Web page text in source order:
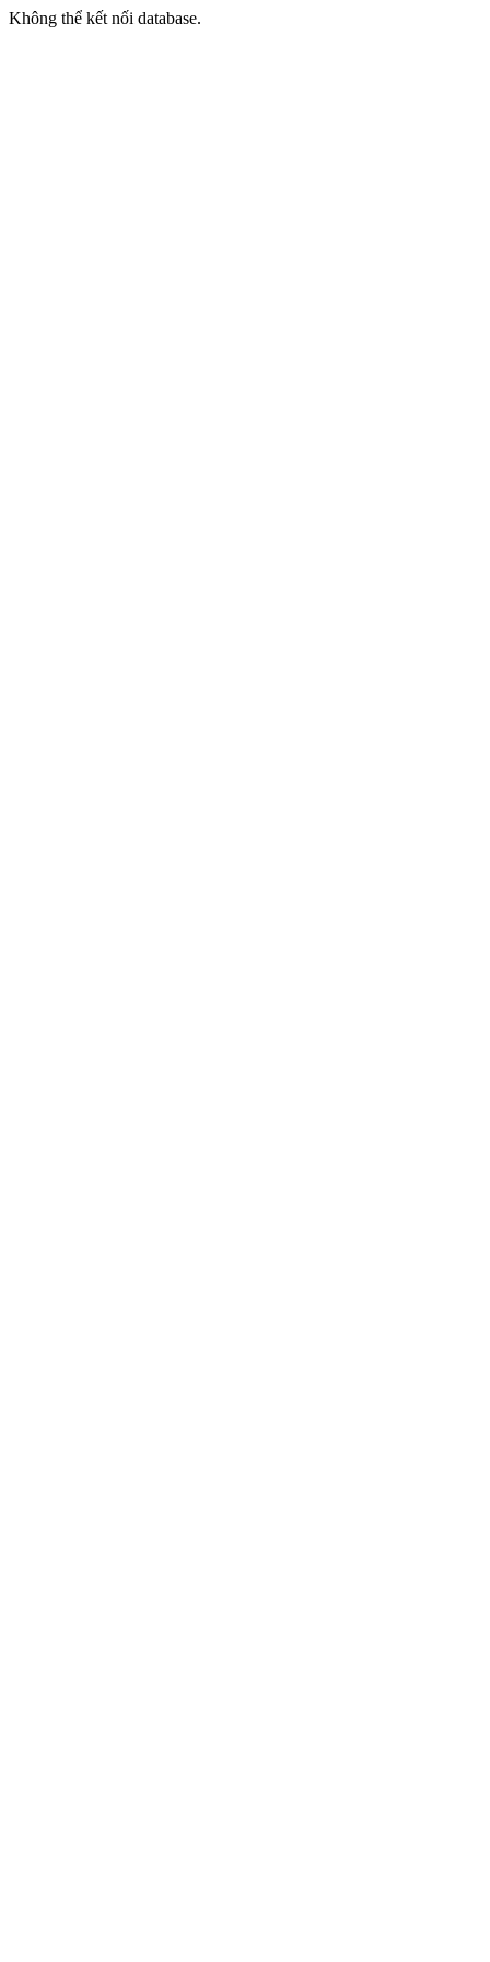
Không thể kết nối database.